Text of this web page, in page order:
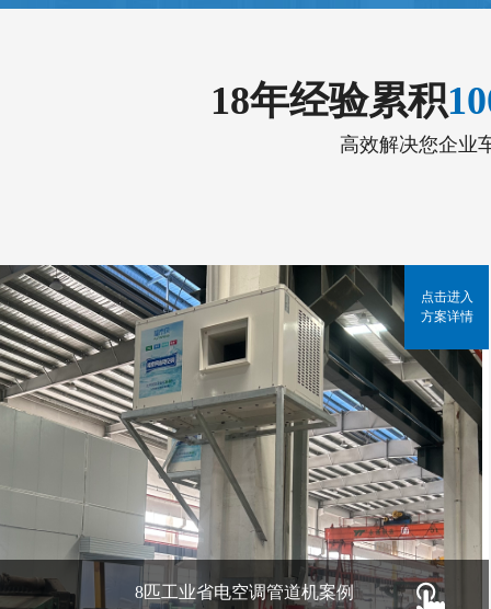
18年经验累积
高效解决您企业
8匹工业省电空调管道机案例
点击进入
方案详情